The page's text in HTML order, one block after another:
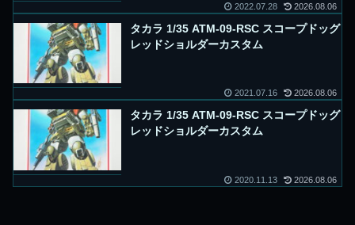
2022.07.28 2026.08.06
タカラ 1/35 ATM-09-RSC スコープドッグ
レッドショルダーカスタム
2021.07.16 2026.08.06
タカラ 1/35 ATM-09-RSC スコープドッグ
レッドショルダーカスタム
2020.11.13 2026.08.06